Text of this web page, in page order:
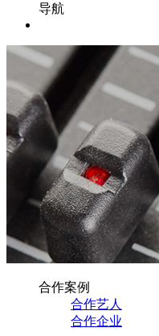
导航
合作案例
合作艺人
合作企业